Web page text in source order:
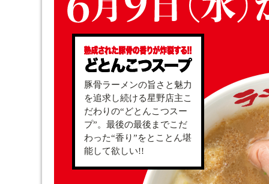
豚骨ラーメンの旨さと魅力
を追求し続ける星野店主こ
だわりの“どとんこつスー
プ”。最後の最後までこだ
わった“香り”をとことん堪
能して欲しい!!